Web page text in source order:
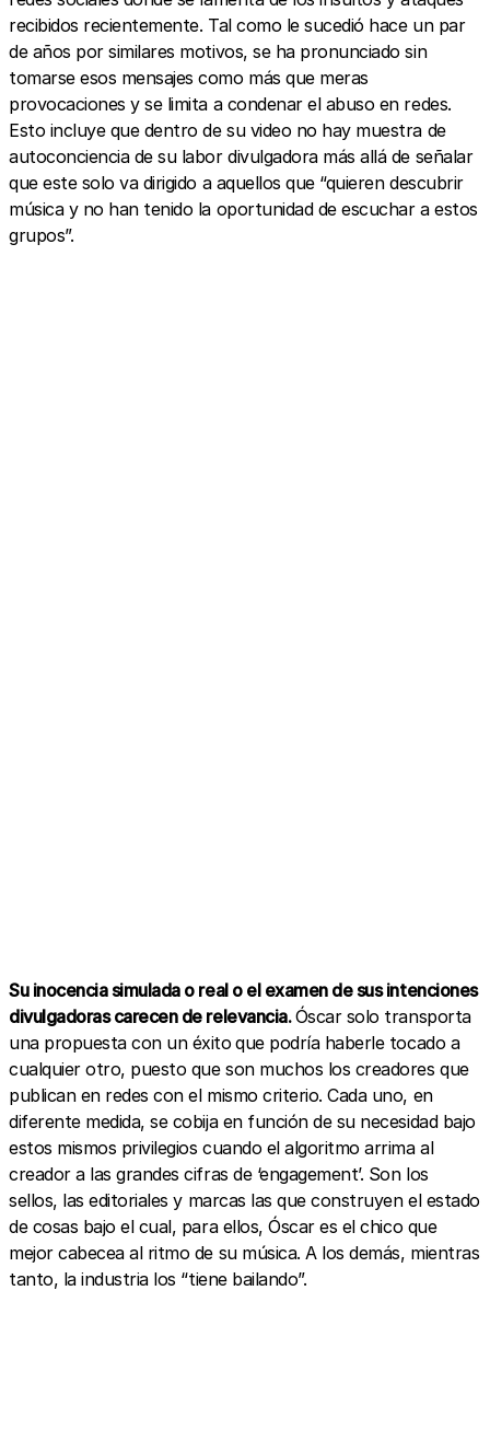
recibidos recientemente. Tal como le sucedió hace un par
de años por similares motivos, se ha pronunciado sin
tomarse esos mensajes como más que meras
provocaciones y se limita a condenar el abuso en redes.
Esto incluye que dentro de su video no hay muestra de
autoconciencia de su labor divulgadora más allá de señalar
que este solo va dirigido a aquellos que “quieren descubrir
música y no han tenido la oportunidad de escuchar a estos
grupos”.
Su inocencia simulada o real o el examen de sus intenciones
divulgadoras carecen de relevancia.Óscar solo transporta
una propuesta con un éxito que podría haberle tocado a
cualquier otro, puesto que son muchos los creadores que
publican en redes con el mismo criterio. Cada uno, en
diferente medida, se cobija en función de su necesidad bajo
estos mismos privilegios cuando el algoritmo arrima al
creador a las grandes cifras de ‘engagement’. Son los
sellos, las editoriales y marcas las que construyen el estado
de cosas bajo el cual, para ellos, Óscar es el chico que
mejor cabecea al ritmo de su música. A los demás, mientras
tanto, la industria los “tiene bailando”.